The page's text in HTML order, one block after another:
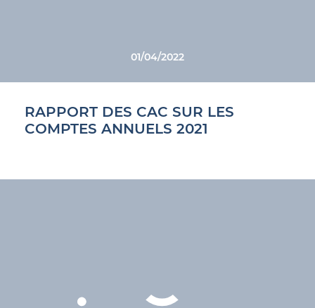
01/04/2022
RAPPORT DES CAC SUR LES
COMPTES ANNUELS 2021